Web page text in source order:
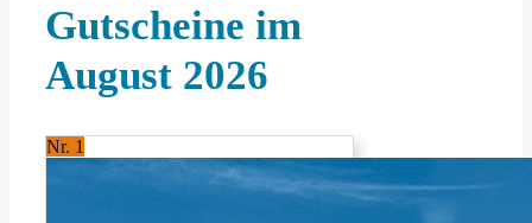
Gutscheine im
August 2026
Nr. 1